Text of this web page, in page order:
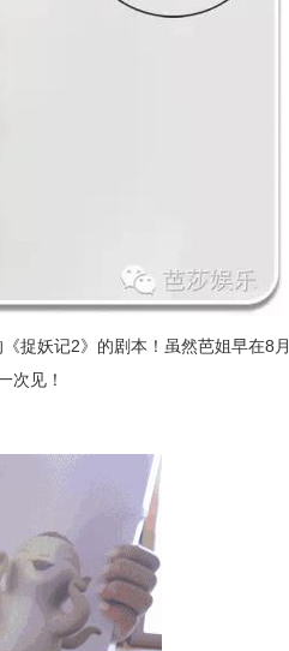
捉妖记2》的剧本！ 虽然芭姐早在8月
次见！